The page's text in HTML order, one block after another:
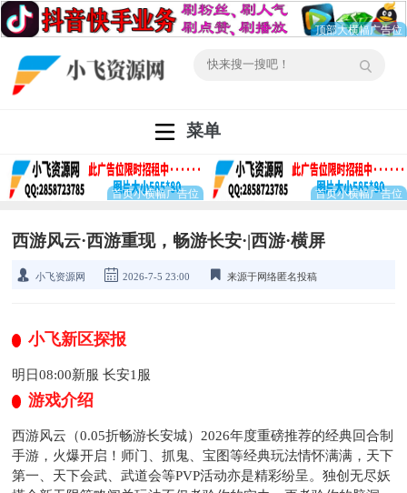
菜单
西游风云·西游重现，畅游长安·|西游·横屏
小飞资源网 2026-7-5 23:00 来源于网络匿名投稿
小飞新区探报
明日08:00新服 长安1服
游戏介绍
西游风云（0.05折畅游长安城）2026年度重磅推荐的经典回合制
手游，火爆开启！师门、抓鬼、宝图等经典玩法情怀满满，天下
第一、天下会武、武道会等PVP活动亦是精彩纷呈。独创无尽妖